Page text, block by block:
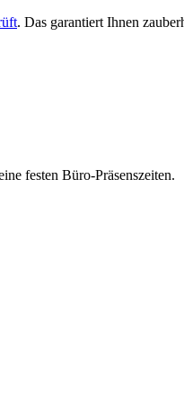
. Das garantiert Ihnen
festen Büro-Präsenszeiten.